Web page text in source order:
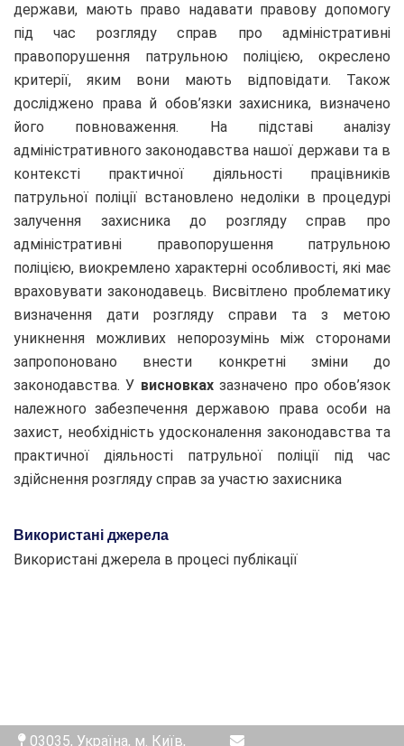
держави, мають право надавати правову допомогу
під час розгляду справ про адміністративні
правопорушення патрульною поліцією, окреслено
критерії, яким вони мають відповідати. Також
досліджено права й обов’язки захисника, визначено
його повноваження. На підставі аналізу
адміністративного законодавства нашої держави та в
контексті практичної діяльності працівників
патрульної поліції встановлено недоліки в процедурі
залучення захисника до розгляду справ про
адміністративні правопорушення патрульною
поліцією, виокремлено характерні особливості, які має
враховувати законодавець. Висвітлено проблематику
визначення дати розгляду справи та з метою
уникнення можливих непорозумінь між сторонами
запропоновано внести конкретні зміни до
законодавства. У висновкахзазначено про обов’язок
належного забезпечення державою права особи на
захист, необхідність удосконалення законодавства та
практичної діяльності патрульної поліції під час
здійснення розгляду справ за участю захисника
Використані джерела
Використані джерела в процесі публікації
03035, Україна, м. Київ,